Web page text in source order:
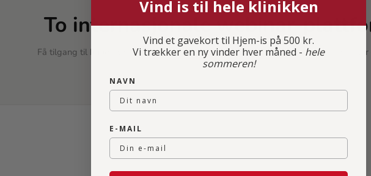
To internasjonale webinar-
Få tilgang til hundrevis av gratis webinarer fra Companions internasjonale
demand.
Vind is til hele klinikken
Vind et gavekort til Hjem-is på 500 kr.
Vi trækker en ny vinder hver måned - hele
sommeren!
NAVN
E-MAIL